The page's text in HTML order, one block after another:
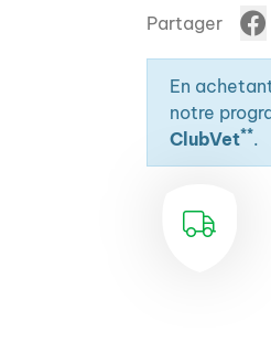
Partager
En
notre
ClubVet**.